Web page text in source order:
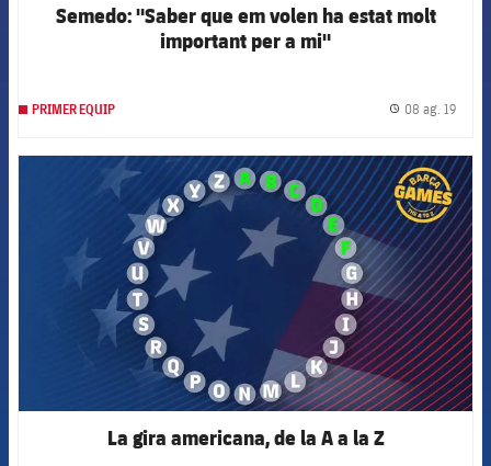
Semedo: "Saber que em volen ha estat molt
important per a mi"
PRIMER EQUIP 08 ag. 19
FCB Barcelona badge
La gira americana, de la A a la Z